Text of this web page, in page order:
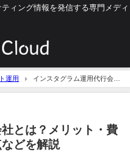
ィング情報を発信する専門メディ
運用
インスタグラム運用代行会社
などを解説
とは？メリット・費
どを解説